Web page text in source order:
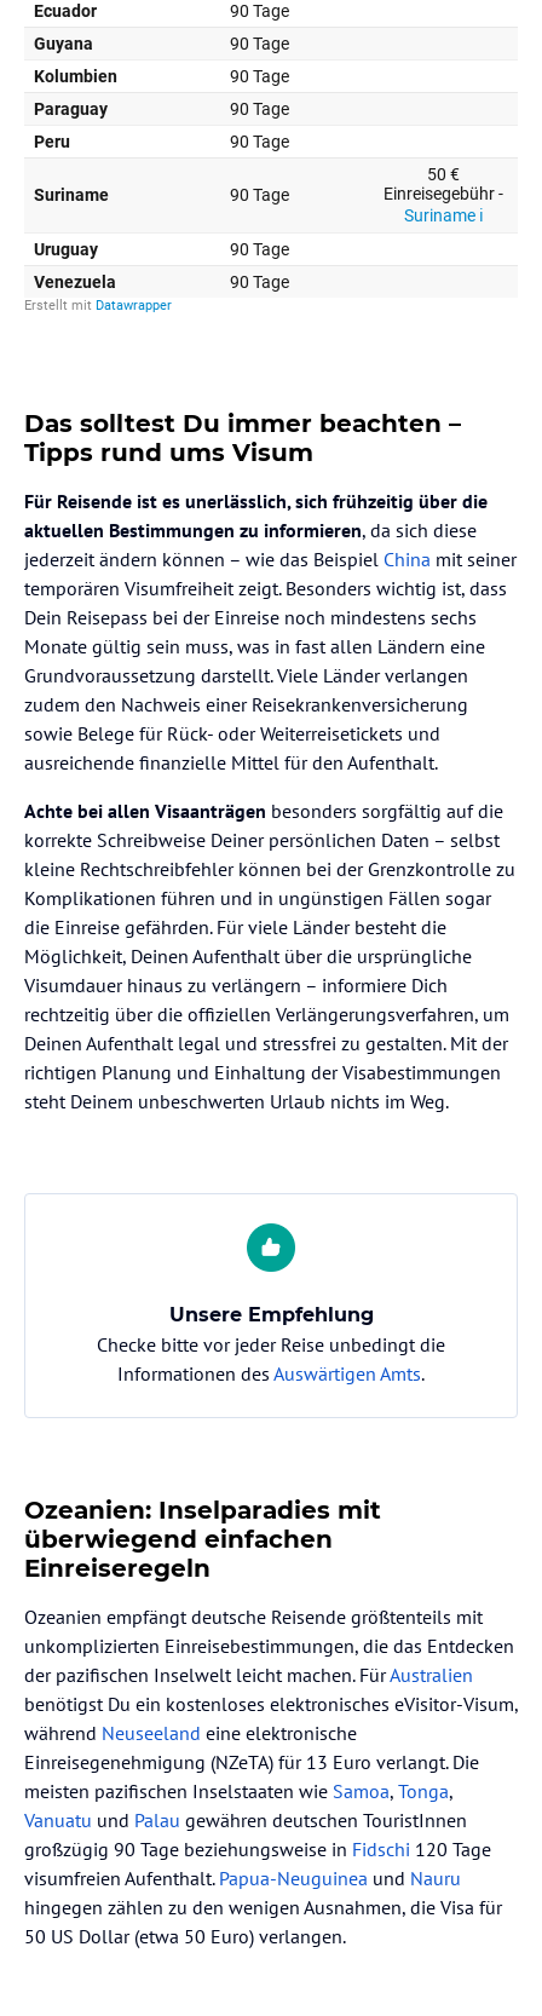
Das solltest Du immer beachten –
Tipps rund ums Visum
Für Reisende ist es unerlässlich, sich frühzeitig über die
aktuellen Bestimmungen zu informieren, da sich diese
jederzeit ändern können – wie das Beispiel China mit seiner
temporären Visumfreiheit zeigt. Besonders wichtig ist, dass
Dein Reisepass bei der Einreise noch mindestens sechs
Monate gültig sein muss, was in fast allen Ländern eine
Grundvoraussetzung darstellt. Viele Länder verlangen
zudem den Nachweis einer Reisekrankenversicherung
sowie Belege für Rück- oder Weiterreisetickets und
ausreichende finanzielle Mittel für den Aufenthalt.
Achte bei allen Visaanträgen besonders sorgfältig auf die
korrekte Schreibweise Deiner persönlichen Daten – selbst
kleine Rechtschreibfehler können bei der Grenzkontrolle zu
Komplikationen führen und in ungünstigen Fällen sogar
die Einreise gefährden. Für viele Länder besteht die
Möglichkeit, Deinen Aufenthalt über die ursprüngliche
Visumdauer hinaus zu verlängern – informiere Dich
rechtzeitig über die offiziellen Verlängerungsverfahren, um
Deinen Aufenthalt legal und stressfrei zu gestalten. Mit der
richtigen Planung und Einhaltung der Visabestimmungen
steht Deinem unbeschwerten Urlaub nichts im Weg.
Unsere Empfehlung
Checke bitte vor jeder Reise unbedingt die
Informationen des Auswärtigen Amts.
Ozeanien: Inselparadies mit
überwiegend einfachen
Einreiseregeln
Ozeanien empfängt deutsche Reisende größtenteils mit
unkomplizierten Einreisebestimmungen, die das Entdecken
der pazifischen Inselwelt leicht machen. FürAustralien
benötigst Du ein kostenloses elektronisches eVisitor-Visum,
während Neuseeland eine elektronische
Einreisegenehmigung (NZeTA) für 13 Euro verlangt. Die
meisten pazifischen Inselstaaten wie Samoa, Tonga,
Vanuatu und Palau gewähren deutschen TouristInnen
großzügig 90 Tage beziehungsweise in Fidschi 120 Tage
visumfreien Aufenthalt. Papua-Neuguinea und Nauru
hingegen zählen zu den wenigen Ausnahmen, die Visa für
50 US Dollar (etwa 50 Euro) verlangen.